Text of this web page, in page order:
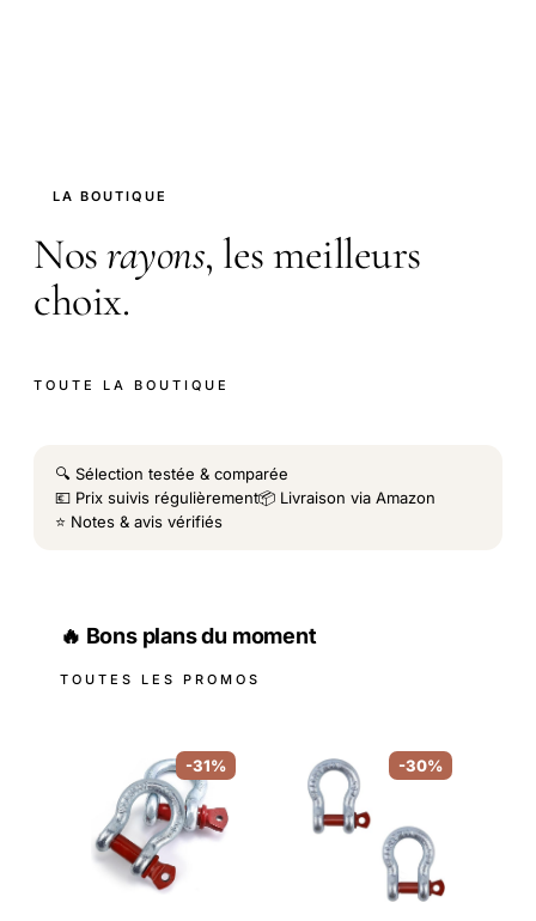
LA BOUTIQUE
Nosrayons, les meilleurs
choix.
TOUTE LA BOUTIQUE
🔍 Sélection testée & comparée
💶 Prix suivis régulièrement📦 Livraison via Amazon
⭐ Notes & avis vérifiés
🔥 Bons plans du moment
TOUTES LES PROMOS
-31% -30%